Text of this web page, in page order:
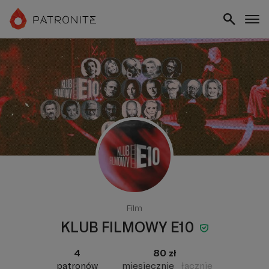
Film
KLUB FILMOWY E10
4
patronów
80 zł
miesięcznie
łącznie